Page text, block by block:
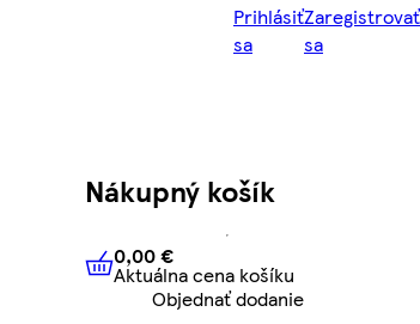
Prihlásiť
sa
Zaregistrovať
sa
Nákupný košík
0,00 € Aktuálna cena košíku
0,00 €
Aktuálna cena košíku
Objednať dodanie